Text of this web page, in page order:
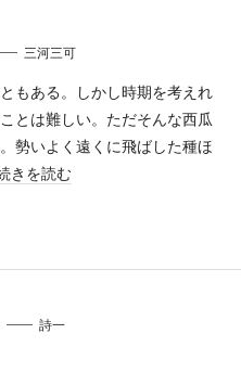
三河三可
もある。しかし時期を考えれ
とは難しい。ただそんな西瓜
勢いよく遠くに飛ばした種ほ
きを読む
詩一